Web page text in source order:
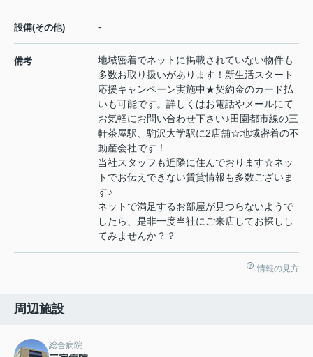
設備(その他) -
備考
地域密着でネットに掲載されていない物件も
多数お取り扱いがあります！新生活スタート
応援キャンペーン実施中★契約金のカード払
いも可能です。詳しくはお電話やメールにて
お気軽にお問い合わせ下さい♪田園都市線の三
軒茶屋駅、駒沢大学駅に2店舗☆地域密着の不
動産会社です！
当社スタッフも近隣に住んでおります☆ネッ
トでお伝えできない賃貸情報も多数ございま
す♪
ネットで満足するお部屋が見つらないようで
したら、是非一度当社にご来店してお探しし
てみませんか？？
情報の見方
周辺施設
総合病院